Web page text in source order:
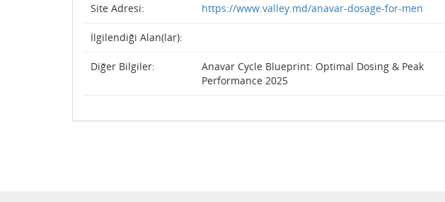
Site Adresi: https://www.valley.md/anavar-dosage-for-men
İlgilendiği Alan(lar):
Diğer Bilgiler:
Anavar Cycle Blueprint: Optimal Dosing & Peak
Performance 2025